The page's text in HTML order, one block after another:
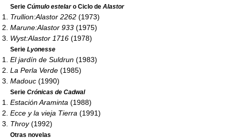
Serie Cúmulo estelaro Ciclo de Alastor
Trullion:Alastor 2262 (1973)
Marune:Alastor 933 (1975)
Wyst:Alastor 1716 (1978)
Serie Lyonesse
El jardín de Suldrun (1983)
La Perla Verde (1985)
Madouc (1990)
Serie Crónicas de Cadwal
Estación Araminta (1988)
Ecce y la vieja Tierra (1991)
Throy(1992)
Otras novelas